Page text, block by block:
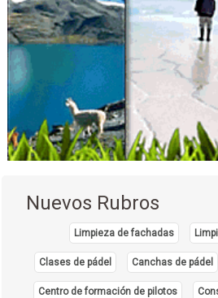
Nuevos Rubros
Limpieza de fachadas
Clases de pádel Canchas de pádel
Centro de formación de pilotos